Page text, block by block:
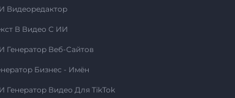
Видеоредактор
В Видео С ИИ
Генератор Веб-Сайтов
Бизнес - Имён
Генератор Видео Для TikTok